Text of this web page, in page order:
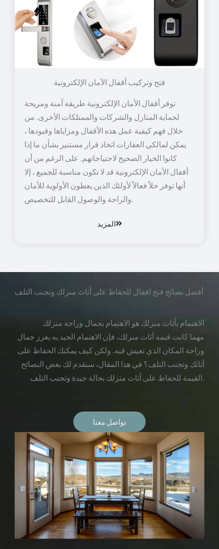
توفر أقفال الأمان الإلكترونية طريقة آمنة ومريحة
لحماية المنازل والشركات والممتلكات الأخرى. من
خلال فهم كيفية عمل هذه الأقفال ومزاياها وقيودها ،
يمكن لمالكي العقارات اتخاذ قرار مستنير بشأن ما إذا
كانوا الخيار الصحيح لاحتياجاتهم. على الرغم من أن
أقفال الأمان الإلكترونية قد لا تكون مناسبة للجميع ، إلا
أنها توفر حلاً فعالاً لأولئك الذين يعطون الأولوية للأمان
والراحة والوصول القابل للتخصيص.
المزيد
أفضل نصائح فتح اقفال للحفاظ على أثاث منزلك وتجنب التلف
الاهتمام بأثاث منزلك هو الاهتمام بجمال وراحة منزلك
مهما كانت قيمة أثاث منزلك، فإن الاهتمام الجيد به يعزز جمال
وراحة المكان الذي تعيش فيه. ولكن كيف يمكنك الحفاظ على
أثاثك وتجنب التلف؟ في هذا المقال، سنقدم لك بعض النصائح
القيمة للحفاظ على أثاث منزلك بحالة جيدة وتجنب التلف.
تواصل معنا